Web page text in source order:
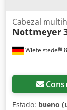
Wiefelstede
Cabezal
Nottmeyer
Estado: bueno